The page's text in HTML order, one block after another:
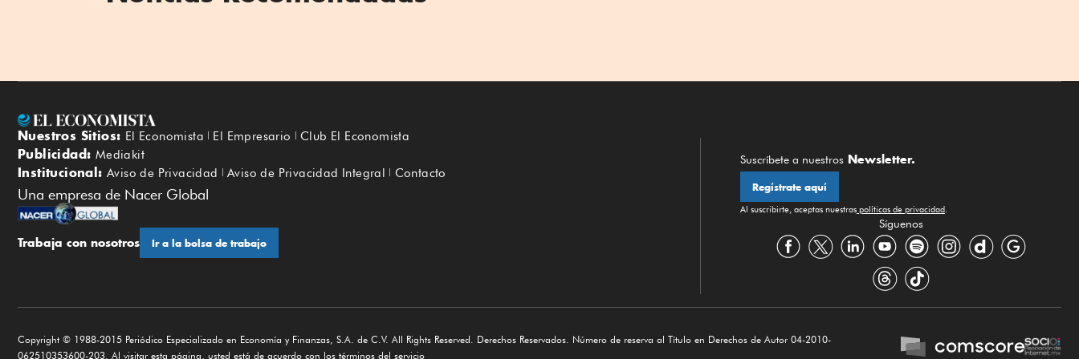
Nuestros Sitios: El Economista El Empresario Club El Economista
Publicidad: Mediakit
Institucional: Aviso de Privacidad Aviso de Privacidad Integral Contacto
Una empresa de Nacer Global
Trabaja con nosotros Ir a la bolsa de trabajo
Suscríbete a nuestros Newsletter.
Regístrate aquí
Al suscribirte, aceptas nuestras políticas de privacidad.
Síguenos
Copyright © 1988-2015 Periódico Especializado en Economía y Finanzas, S.A. de C.V. All Rights Reserved. Derechos Reservados. Número de reserva al Título en Derechos de Autor 04-2010-
062510353600-203. Al visitar esta página, usted está de acuerdo con los términos del servicio